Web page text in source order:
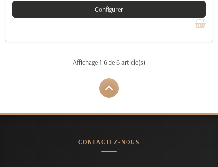
Configurer
Affichage 1-6 de 6 article(s)
CONTACTEZ-NOUS